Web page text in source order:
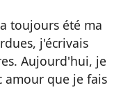
toujours été ma
j'écrivais
Aujourd'hui, je
amour que je fais